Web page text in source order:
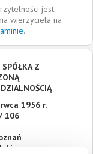
jest
wierzyciela na
.
Z
1956 r.
106